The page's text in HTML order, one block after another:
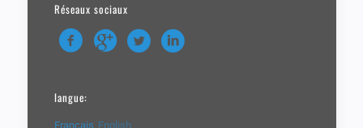
Réseaux sociaux
langue:
Français English